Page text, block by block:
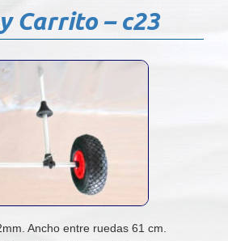
Carrito – c23
Ancho entre ruedas 61 cm.